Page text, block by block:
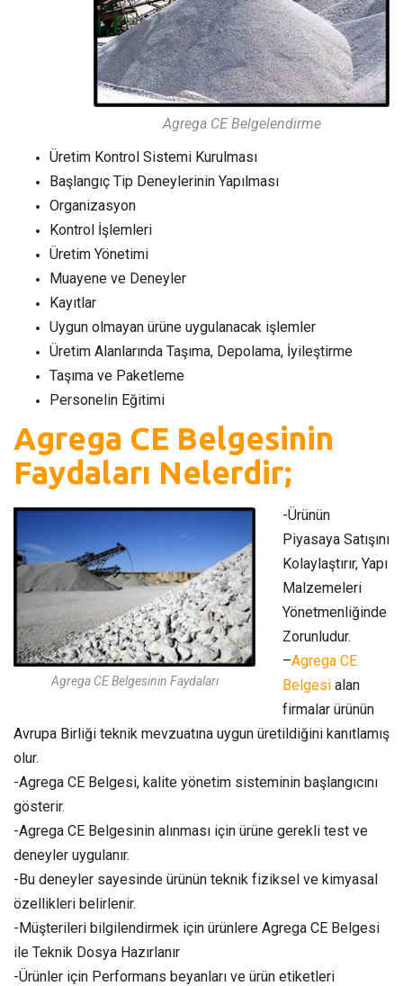
Agrega CE Belgelendirme
Üretim Kontrol Sistemi Kurulması
Başlangıç Tip Deneylerinin Yapılması
Organizasyon
Kontrol İşlemleri
Üretim Yönetimi
Muayene ve Deneyler
Kayıtlar
Uygun olmayan ürüne uygulanacak işlemler
Üretim Alanlarında Taşıma, Depolama, İyileştirme
Taşıma ve Paketleme
Personelin Eğitimi
Agrega CE Belgesinin
Faydaları Nelerdir;
Agrega CE Belgesinin Faydaları
-Ürünün
Piyasaya Satışını
Kolaylaştırır, Yapı
Malzemeleri
Yönetmenliğinde
Zorunludur.
–Agrega CE
Belgesi alan
firmalar ürünün
Avrupa Birliği teknik mevzuatına uygun üretildiğini kanıtlamış
olur.
-Agrega CE Belgesi, kalite yönetim sisteminin başlangıcını
gösterir.
-Agrega CE Belgesinin alınması için ürüne gerekli test ve
deneyler uygulanır.
-Bu deneyler sayesinde ürünün teknik fiziksel ve kimyasal
özellikleri belirlenir.
-Müşterileri bilgilendirmek için ürünlere Agrega CE Belgesi
ile Teknik Dosya Hazırlanır
-Ürünler için Performans beyanları ve ürün etiketleri